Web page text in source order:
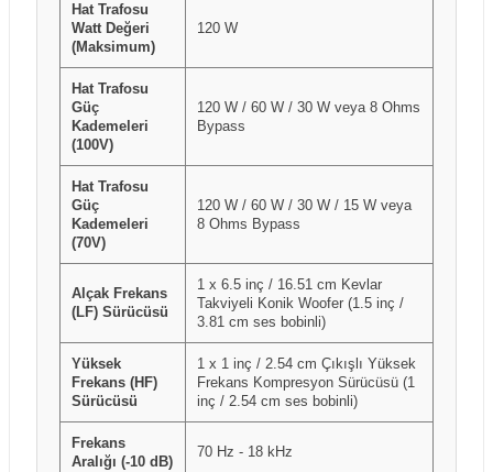
Hat Trafosu
Watt Değeri
(Maksimum)
120 W
Hat Trafosu
Güç
Kademeleri
(100V)
120 W / 60 W / 30 W veya 8 Ohms
Bypass
Hat Trafosu
Güç
Kademeleri
(70V)
120 W / 60 W / 30 W / 15 W veya
8 Ohms Bypass
Alçak Frekans
(LF) Sürücüsü
1 x 6.5 inç / 16.51 cm Kevlar
Takviyeli Konik Woofer (1.5 inç /
3.81 cm ses bobinli)
Yüksek
Frekans (HF)
Sürücüsü
1 x 1 inç / 2.54 cm Çıkışlı Yüksek
Frekans Kompresyon Sürücüsü (1
inç / 2.54 cm ses bobinli)
Frekans
Aralığı (-10 dB)
70 Hz - 18 kHz